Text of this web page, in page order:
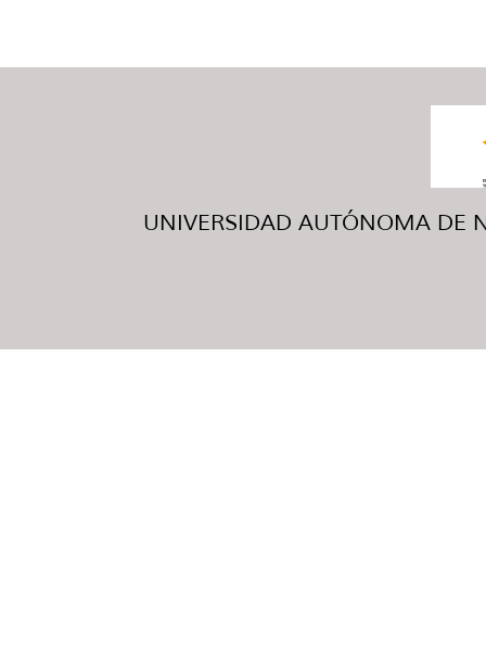
UNIVERSIDAD AUTÓNOMA DE